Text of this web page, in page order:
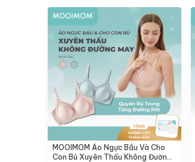
MOOIMOM Áo Ngực Bầu Và Cho
Con Bú Xuyên Thấu Không Đường